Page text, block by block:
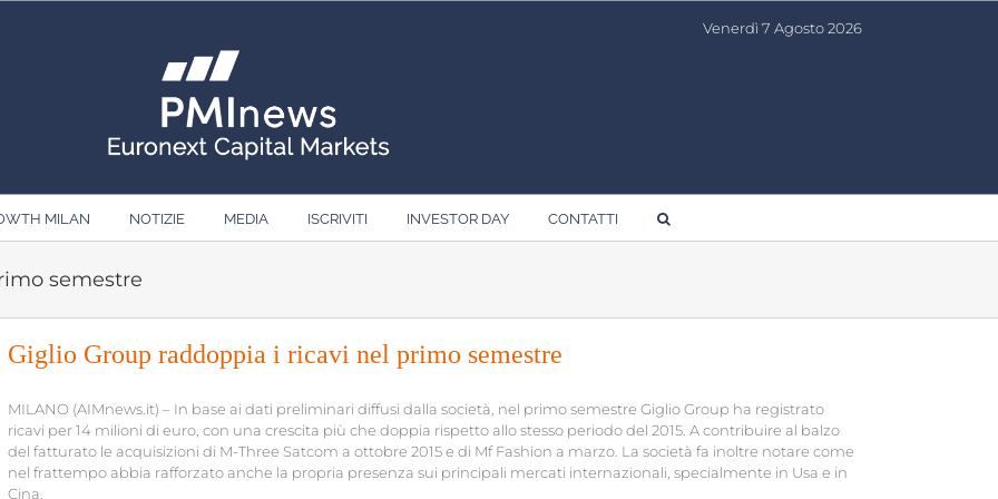
Venerdì 7 Agosto 2026
MILAN NOTIZIE MEDIA ISCRIVITI INVESTOR DAY CONTATTI
semestre
Giglio Group raddoppia i ricavi nel primo semestre
MILANO (AIMnews.it) – In base ai dati preliminari diffusi dalla società, nel primo semestre Giglio Group ha registrato
ricavi per 14 milioni di euro, con una crescita più che doppia rispetto allo stesso periodo del 2015. A contribuire al balzo
del fatturato le acquisizioni di M-Three Satcom a ottobre 2015 e di Mf Fashion a marzo. La società fa inoltre notare come
nel frattempo abbia rafforzato anche la propria presenza sui principali mercati internazionali, specialmente in Usa e in
Cina.